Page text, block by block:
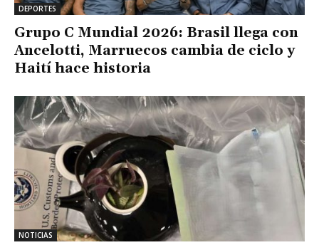
DEPORTES
Grupo C Mundial 2026: Brasil llega con
Ancelotti, Marruecos cambia de ciclo y
Haití hace historia
NOTICIAS